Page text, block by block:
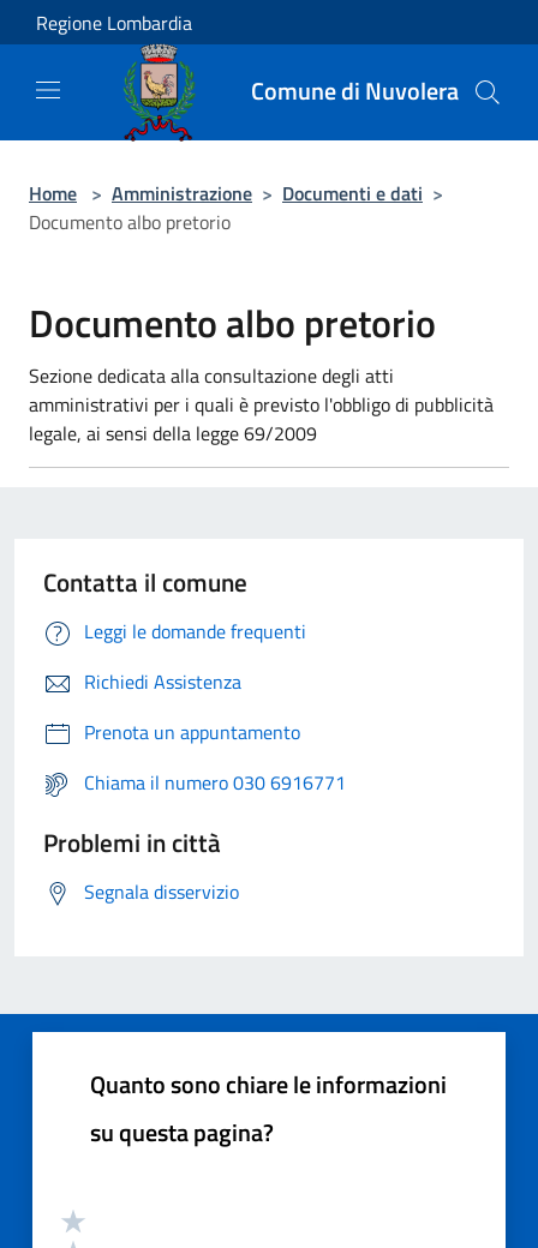
Salta al contenuto principale
Regione Lombardia
Comune di Nuvolera
Home > Amministrazione > Documenti e dati >
Documento albo pretorio
Documento albo pretorio
Sezione dedicata alla consultazione degli atti
amministrativi per i quali è previsto l'obbligo di pubblicità
legale, ai sensi della legge 69/2009
Contatta il comune
Leggi le domande frequenti
Richiedi Assistenza
Prenota un appuntamento
Chiama il numero 030 6916771
Problemi in città
Segnala disservizio
Quanto sono chiare le informazioni
su questa pagina?